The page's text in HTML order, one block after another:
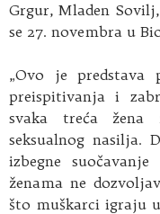
Grgur, Mladen
se 27. novembra u
„Ovo je predstava
preispitivanja i
svaka treća žena
seksualnog nasilja.
izbegne
ženama ne
što muškarci igraju